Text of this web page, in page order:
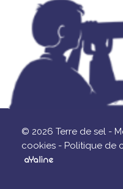
© 2026 Terre de sel -
cookies - Politique de